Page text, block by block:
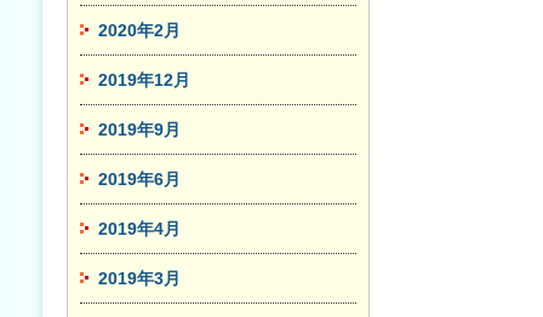
2020年2月
2019年12月
2019年9月
2019年6月
2019年4月
2019年3月